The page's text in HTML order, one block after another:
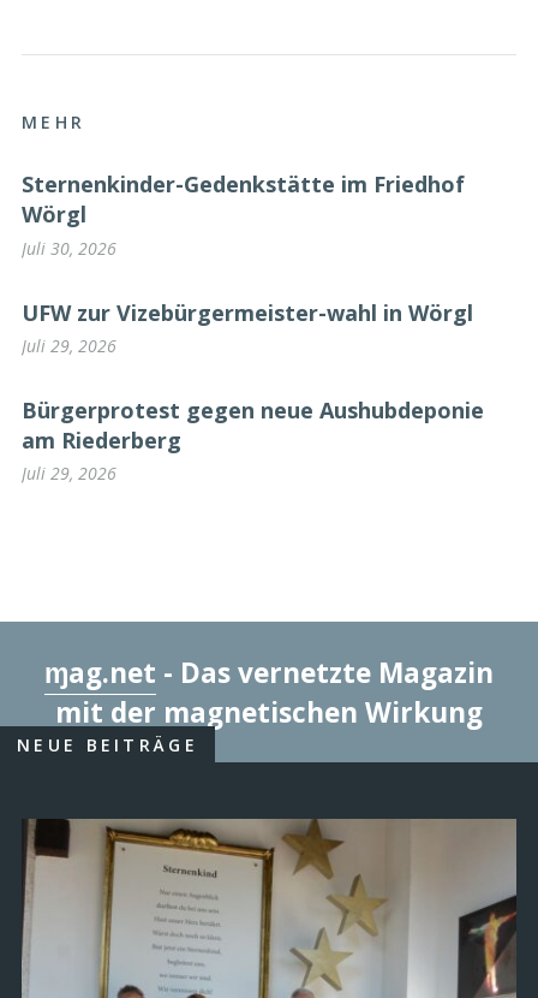
MEHR
Sternenkinder-Gedenkstätte im Friedhof
Wörgl
Juli 30, 2026
UFW zur Vizebürgermeister-wahl in Wörgl
Juli 29, 2026
Bürgerprotest gegen neue Aushubdeponie
am Riederberg
Juli 29, 2026
ɱag.net - Das vernetzte Magazin
mit der magnetischen Wirkung
NEUE BEITRÄGE